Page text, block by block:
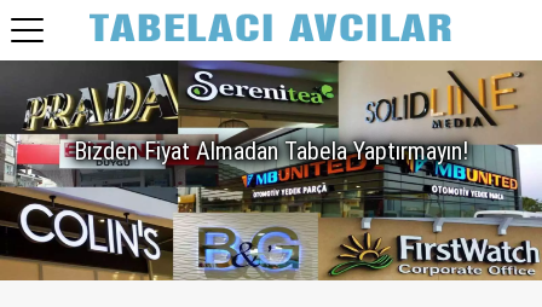
Bizden Fiyat Almadan Tabela Yaptırmayın!